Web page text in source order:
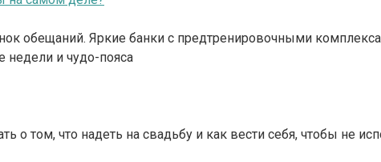
обещаний. Яркие банки с предтренировочными
недели и чудо-пояса
том, что надеть на свадьбу и как вести себя, чтобы не